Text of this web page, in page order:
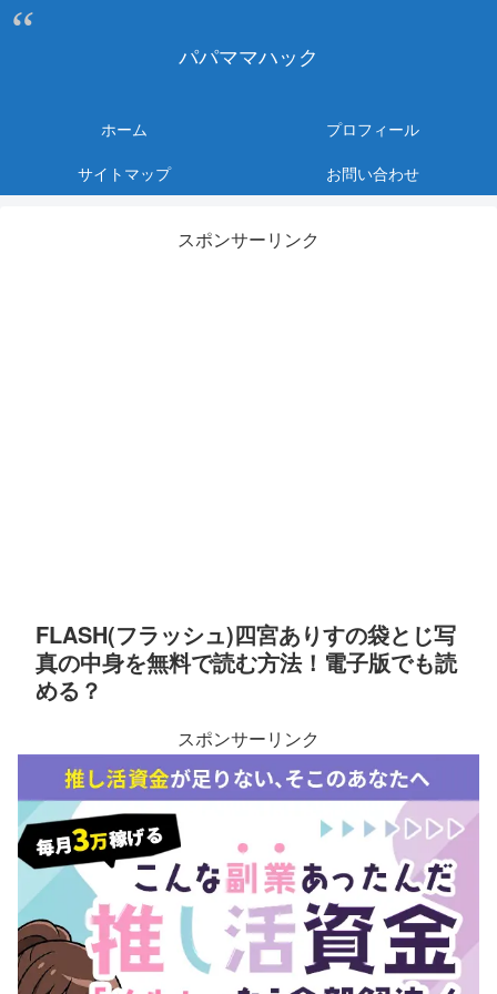
パパママハック
ホーム
プロフィール
サイトマップ
お問い合わせ
スポンサーリンク
FLASH(フラッシュ)四宮ありすの袋とじ写
真の中身を無料で読む方法！電子版でも読
める？
スポンサーリンク